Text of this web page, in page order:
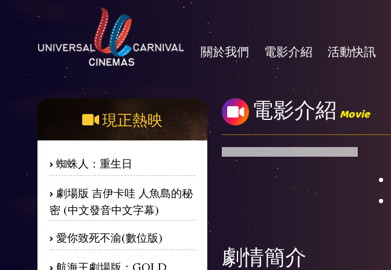
關於我們 電影介紹 活動快訊
現正熱映
蜘蛛人：重生日
劇場版 吉伊卡哇 人魚島的秘
密 (中文發音中文字幕)
愛你致死不渝(數位版)
航海王劇場版：GOLD
電影介紹 Movie
劇情簡介